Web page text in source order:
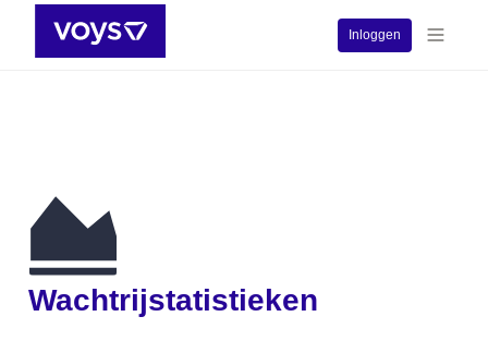
Inloggen
Wachtrijstatistieken